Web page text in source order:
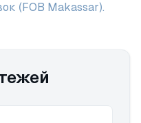
(FOB Makassar).